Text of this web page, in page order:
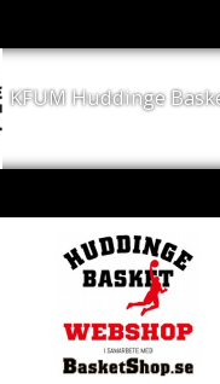
KFUM Huddinge